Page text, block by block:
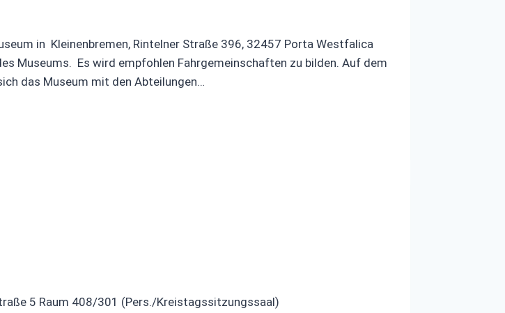
in Kleinenbremen, Rintelner Straße 396, 32457 Porta Westfalica
Museums. Es wird empfohlen Fahrgemeinschaften zu bilden. Auf dem
das Museum mit den Abteilungen…
5 Raum 408/301 (Pers./Kreistagssitzungssaal)